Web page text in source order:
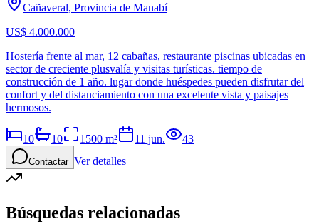
Cañaveral, Provincia de Manabí
US$ 4.000.000
Hostería frente al mar, 12 cabañas, restaurante piscinas ubicadas en
sector de creciente plusvalía y visitas turísticas. tiempo de
construcción de 1 año. lugar donde huéspedes pueden disfrutar del
confort y del distanciamiento con una excelente vista y paisajes
hermosos.
10 10 1500 m² 11 jun. 43
Contactar Ver detalles
Búsquedas relacionadas